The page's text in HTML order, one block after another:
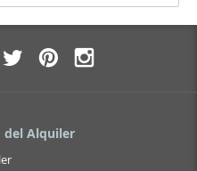
del Alquiler